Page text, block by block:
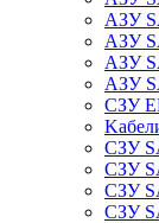
АЗУ
АЗУ
АЗУ
АЗУ
СЗУ
СЗУ
СЗУ
СЗУ
СЗУ